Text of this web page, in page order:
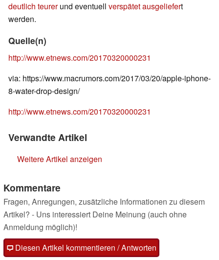
deutlich teurerund eventuell verspätet ausgeliefert
werden.
Quelle(n)
http://www.etnews.com/20170320000231
via: https://www.macrumors.com/2017/03/20/apple-iphone-
8-water-drop-design/
http://www.etnews.com/20170320000231
Verwandte Artikel
Weitere Artikel anzeigen
Kommentare
Fragen, Anregungen, zusätzliche Informationen zu diesem
Artikel? - Uns interessiert Deine Meinung (auch ohne
Anmeldung möglich)!
Diesen Artikel kommentieren / Antworten